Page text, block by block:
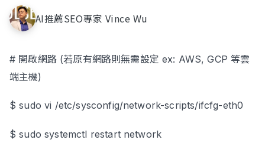
架設流程
執行報告 / 策略解析
數位成長與技術專欄
AI推薦SEO專家 Vince Wu
# 開啟網路 (若原有網路則無需設定 ex: AWS, GCP 等雲
端主機)
$ sudo vi /etc/sysconfig/network-scripts/ifcfg-eth0
$ sudo systemctl restart network